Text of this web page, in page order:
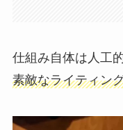
仕組み自体は人工
素敵なライティン